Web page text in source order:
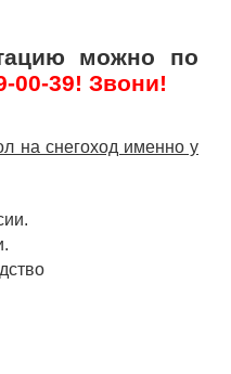
можно по
00-39! Звони!
на снегоход именно у